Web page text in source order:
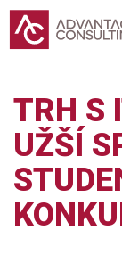
TRH S
UŽŠÍ